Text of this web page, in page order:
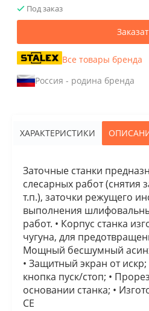
Под заказ
Все товары бренда
Россия - родина бренда
ХАРАКТЕРИСТИКИ
Заточные станки
слесарных работ (снятия
т.п.), заточки режущего
выполнения
работ. • Корпус станка
чугуна, для
Мощный бесшумный
• Защитный экран от
кнопка пуск/стоп; •
основании станка; •
СЕ